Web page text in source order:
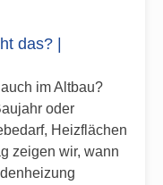
das? |
im Altbau?
oder
Heizflächen
zeigen wir, wann